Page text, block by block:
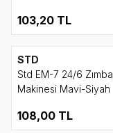
103,20 TL
STD
Std EM-7 24/6 Zımba
Makinesi Mavi-Siyah
108,00 TL